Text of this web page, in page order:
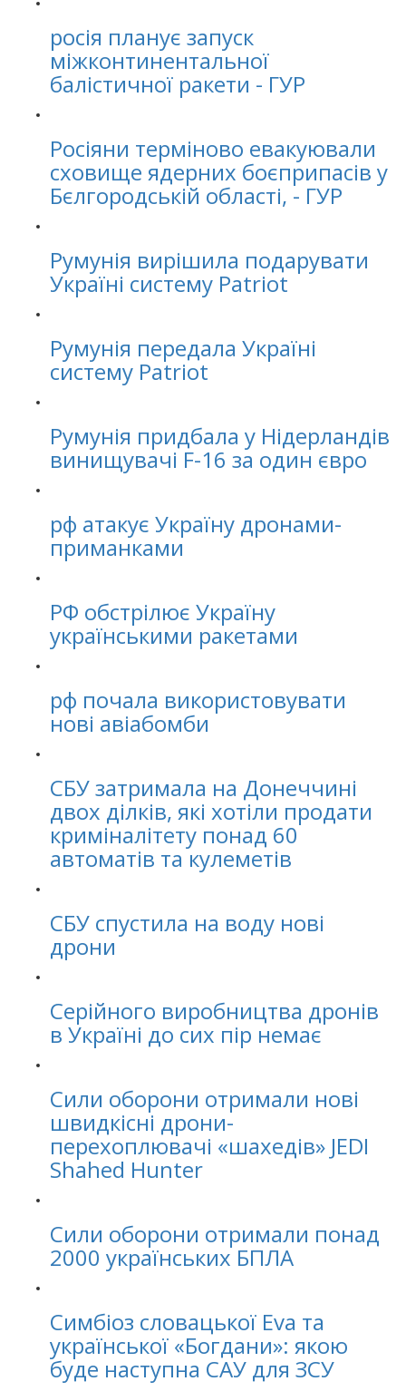
росія планує запуск
міжконтинентальної
балістичної ракети - ГУР
Росіяни терміново евакуювали
сховище ядерних боєприпасів у
Бєлгородській області, - ГУР
Румунія вирішила подарувати
Україні систему Patriot
Румунія передала Україні
систему Patriot
Румунія придбала у Нідерландів
винищувачі F-16 за один євро
рф атакує Україну дронами-
приманками
РФ обстрілює Україну
українськими ракетами
рф почала використовувати
нові авіабомби
СБУ затримала на Донеччині
двох ділків, які хотіли продати
криміналітету понад 60
автоматів та кулеметів
СБУ спустила на воду нові
дрони
Серійного виробництва дронів
в Україні до сих пір немає
Сили оборони отримали нові
швидкісні дрони-
перехоплювачі «шахедів» JEDI
Shahed Hunter
Сили оборони отримали понад
2000 українських БПЛА
Симбіоз словацької Eva та
української «Богдани»: якою
буде наступна САУ для ЗСУ